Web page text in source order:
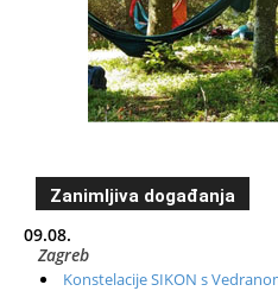
Zanimljiva događanja
09.08.
Zagreb
Konstelacije SIKON s